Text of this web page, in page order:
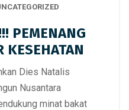
PEMENANG
KESEHATAN
Dies Natalis
Nusantara
minat bakat